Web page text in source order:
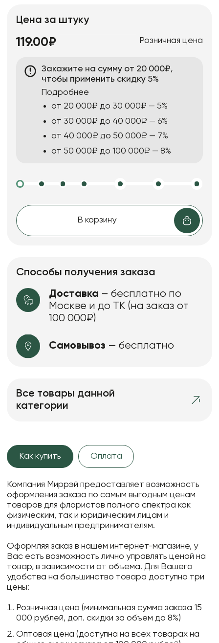
Цена за штуку
119.00₽ Розничная цена
Закажите на сумму от 20 000₽,
чтобы применить скидку 5%
Подробнее
от 20 000₽ до 30 000₽ — 5%
от 30 000₽ до 40 000₽ — 6%
от 40 000₽ до 50 000₽ — 7%
от 50 000₽ до 100 000₽ — 8%
В корзину
Способы получения заказа
Доставка – бесплатно по
Москве и до ТК (на заказ от
100 000₽)
Самовывоз — бесплатно
Все товары данной
категории
Как купить Оплата
Компания Миррэй предоставляет возможность
оформления заказа по самым выгодным ценам
товаров для флористов полного спектра как
физическим, так и юридическим лицам и
индивидуальным предпринимателям.
Оформляя заказ в нашем интернет-магазине, у
Вас есть возможность лично управлять ценой на
товар, в зависимости от объема. Для Вашего
удобства на большинство товара доступно три
цены:
Розничная цена (минимальная сумма заказа 15
000 рублей, доп. скидки за объем до 8%)
Оптовая цена (доступна на всех товарах на